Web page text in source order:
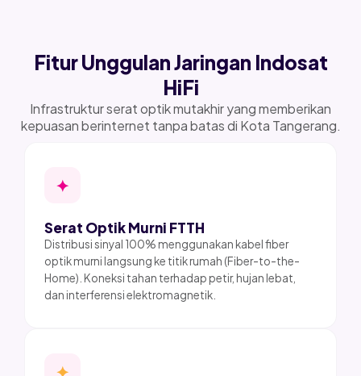
Fitur Unggulan Jaringan Indosat
HiFi
Infrastruktur serat optik mutakhir yang memberikan
kepuasan berinternet tanpa batas di Kota Tangerang.
✦
Serat Optik Murni FTTH
Distribusi sinyal 100% menggunakan kabel fiber
optik murni langsung ke titik rumah (Fiber-to-the-
Home). Koneksi tahan terhadap petir, hujan lebat,
dan interferensi elektromagnetik.
✦